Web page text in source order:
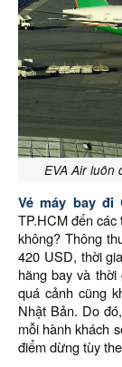
EVA Air luôn
Vé máy bay đi
TP.HCM đến
không? Thông
420 USD, thời
hãng bay và
quá cảnh cũng
Nhật Bản. Do đó,
mỗi hành khách
điểm dừng tùy